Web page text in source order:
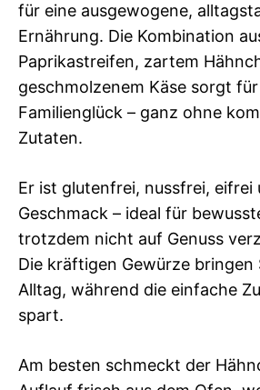
für eine ausgewogene,
Ernährung. Die Kombination
Paprikastreifen, zartem
geschmolzenem Käse sorgt
Familienglück – ganz ohne
Zutaten.
Er ist glutenfrei, nussfrei, eifrei
Geschmack – ideal für
trotzdem nicht auf Genuss
Die kräftigen Gewürze bringen
Alltag, während die einfache
spart.
Am besten schmeckt der